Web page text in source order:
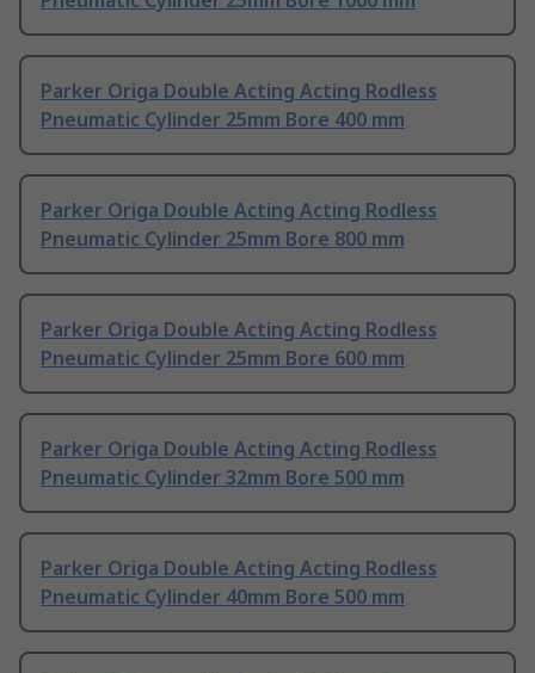
Parker Origa Double Acting Acting Rodless
Pneumatic Cylinder 25mm Bore 400 mm
Parker Origa Double Acting Acting Rodless
Pneumatic Cylinder 25mm Bore 800 mm
Parker Origa Double Acting Acting Rodless
Pneumatic Cylinder 25mm Bore 600 mm
Parker Origa Double Acting Acting Rodless
Pneumatic Cylinder 32mm Bore 500 mm
Parker Origa Double Acting Acting Rodless
Pneumatic Cylinder 40mm Bore 500 mm